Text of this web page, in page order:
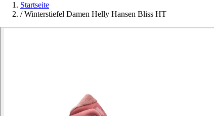
Startseite
/ Winterstiefel Damen Helly Hansen Bliss HT